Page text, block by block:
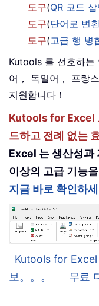
도구(QR 코드 삽
도구(단어로 변
도구(고급 행 병
Kutools 를 선호하는
어， 독일어， 프랑
지원합니다！
Kutools for Excel
드하고 전례 없는
Excel 는 생산성과
이상의 고급 기능을
지금 바로 확인하세
Kutools for
보。。。
무료